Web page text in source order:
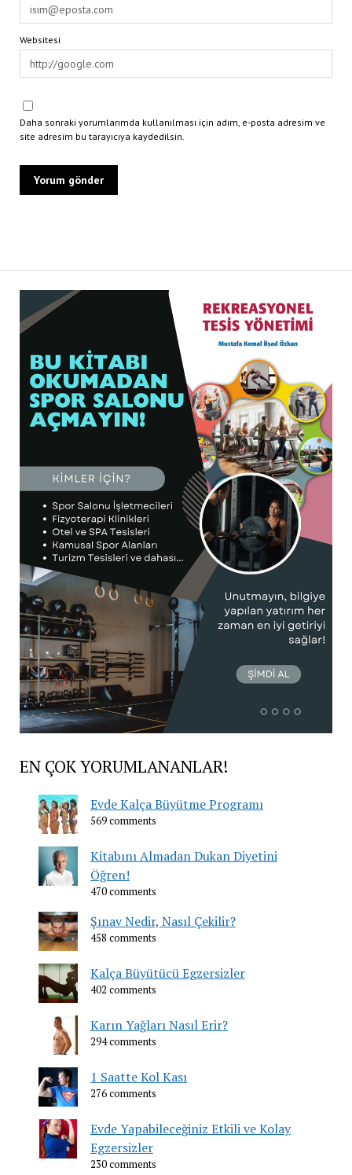
Websitesi
Daha sonraki yorumlarımda kullanılması için adım, e-posta adresim ve
site adresim bu tarayıcıya kaydedilsin.
EN ÇOK YORUMLANANLAR!
Evde Kalça Büyütme Programı
569 comments
Kitabını Almadan Dukan Diyetini
Öğren!
470 comments
Şınav Nedir, Nasıl Çekilir?
458 comments
Kalça Büyütücü Egzersizler
402 comments
Karın Yağları Nasıl Erir?
294 comments
1 Saatte Kol Kası
276 comments
Evde Yapabileceğiniz Etkili ve Kolay
Egzersizler
230 comments